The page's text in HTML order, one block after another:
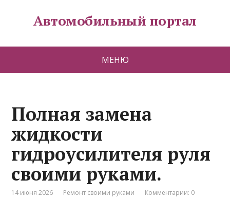
Автомобильный портал
МЕНЮ
Полная замена
жидкости
гидроусилителя руля
своими руками.
14 июня 2026 Ремонт своими руками Комментарии: 0